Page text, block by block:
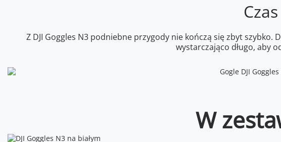
Z DJI Goggles N3 podniebne przygody nie kończą się zbyt
wystarczająco długo, aby
W